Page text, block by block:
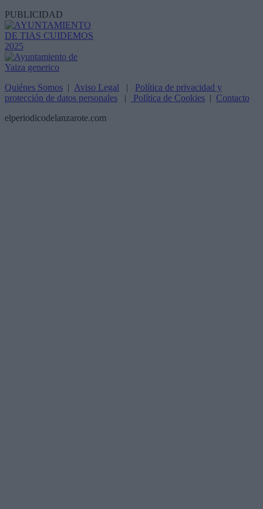
PUBLICIDAD
Quiénes Somos | Aviso Legal | Política de privacidad y
protección de datos personales | Política de Cookies | Contacto
elperiodicodelanzarote.com